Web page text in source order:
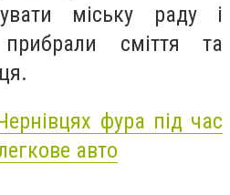
міську раду і
сміття та
фура під час
авто